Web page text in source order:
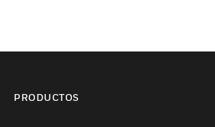
PRODUCTOS